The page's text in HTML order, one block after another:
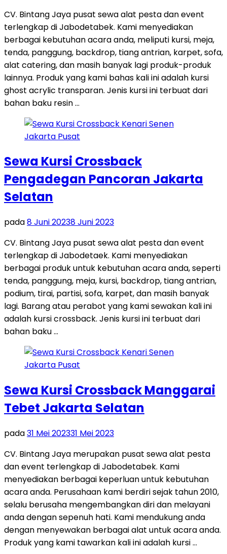
CV. Bintang Jaya pusat sewa alat pesta dan event
terlengkap di Jabodetabek. Kami menyediakan
berbagai kebutuhan acara anda, meliputi kursi, meja,
tenda, panggung, backdrop, tiang antrian, karpet, sofa,
alat catering, dan masih banyak lagi produk-produk
lainnya. Produk yang kami bahas kali ini adalah kursi
ghost acrylic transparan. Jenis kursi ini terbuat dari
bahan baku resin …
Sewa Kursi Crossback
Pengadegan Pancoran Jakarta
Selatan
pada8 Juni 20238 Juni 2023
CV. Bintang Jaya pusat sewa alat pesta dan event
terlengkap di Jabodetaek. Kami menyediakan
berbagai produk untuk kebutuhan acara anda, seperti
tenda, panggung, meja, kursi, backdrop, tiang antrian,
podium, tirai, partisi, sofa, karpet, dan masih banyak
lagi. Barang atau perabot yang kami sewakan kali ini
adalah kursi crossback. Jenis kursi ini terbuat dari
bahan baku …
Sewa Kursi Crossback Manggarai
Tebet Jakarta Selatan
pada31 Mei 202331 Mei 2023
CV. Bintang Jaya merupakan pusat sewa alat pesta
dan event terlengkap di Jabodetabek. Kami
menyediakan berbagai keperluan untuk kebutuhan
acara anda. Perusahaan kami berdiri sejak tahun 2010,
selalu berusaha mengembangkan diri dan melayani
anda dengan sepenuh hati. Kami mendukung anda
dengan menyewakan berbagai alat untuk acara anda.
Produk yang kami tawarkan kali ini adalah kursi …